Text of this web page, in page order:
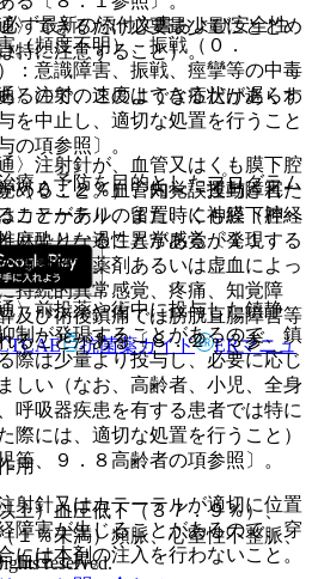
〉できるだけ必要最少量にとどめ
特に注意すること）。
注射の速度はできるだけ遅くす
〉注射針が、血管又はくも膜下腔
めること。血管内へ誤投与された
ことがあり、また、くも膜下腔へ
麻酔となることがある〔１１．
項参照〕。
〉前投薬や術中に投与した鎮静
制が発現することがあるので、鎮
際は少量より投与し、必要に応じ
しい（なお、高齢者、小児、全身
呼吸器疾患を有する患者では特に
際には、適切な処置を行うこと）
等、９．８高齢者の項参照〕。
射針又はカテーテルが適切に位置
障害が生じることがあるので、穿
には本剤の注入を行わないこと。
頻度不明）、振戦（０．
：意識障害、振戦、痙攣等の中毒
るので、このような症状があらわ
を中止し、適切な処置を行うこと
の項参照〕。
（０．２％）、知覚・運動障害
カテーテルの留置時に神経（神経
により一過性異常感覚が発現する
注射針や薬剤あるいは虚血によっ
持続的異常感覚、疼痛、知覚障
及び術後鎮痛では膀胱直腸障害等
ることがある〔８．２．３参
用
上）血圧低下（３７．９％）、
１％未満）頻脈、心室性不整脈、
血圧上昇。
ず最新の添付文書および安全性
。
療・予防を目的としたプログラム
抗菌薬ガイド
ERマニュ
reserved.